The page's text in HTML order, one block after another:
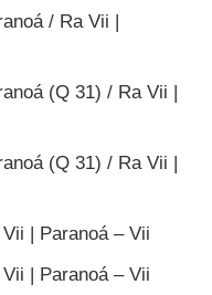
/ Ra Vii |
(Q 31) / Ra Vii |
(Q 31) / Ra Vii |
| Paranoá – Vii
| Paranoá – Vii